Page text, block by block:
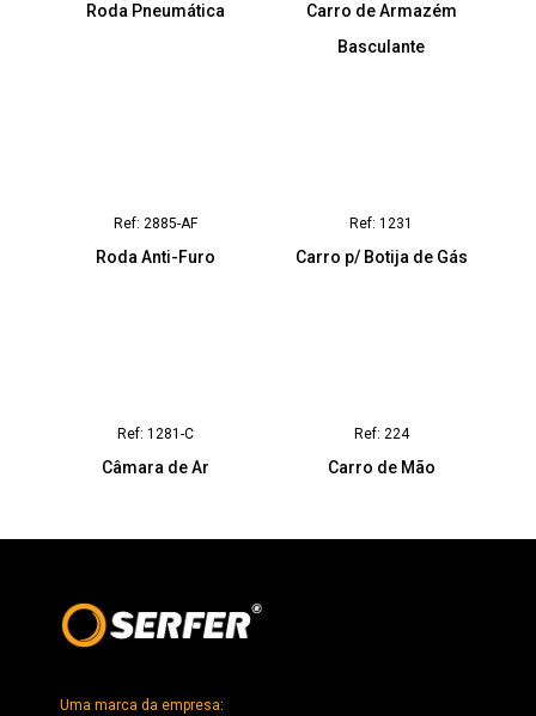
Roda Pneumática
Carro de Armazém
Basculante
Ref: 2885-AF
Roda Anti-Furo
Ref: 1231
Carro p/ Botija de Gás
Ref: 1281-C
Câmara de Ar
Ref: 224
Carro de Mão
Uma marca da empresa: